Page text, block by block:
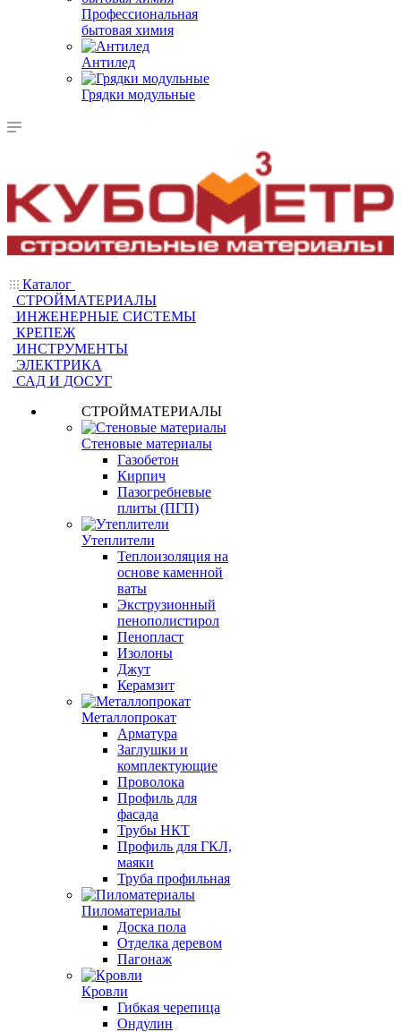
Профессиональная
бытовая химия
Антилед
Грядки модульные
Каталог
СТРОЙМАТЕРИАЛЫ
ИНЖЕНЕРНЫЕ СИСТЕМЫ
КРЕПЕЖ
ИНСТРУМЕНТЫ
ЭЛЕКТРИКА
САД И ДОСУГ
СТРОЙМАТЕРИАЛЫ
Стеновые материалы
Газобетон
Кирпич
Пазогребневые
плиты (ПГП)
Утеплители
Теплоизоляция на
основе каменной
ваты
Экструзионный
пенополистирол
Пенопласт
Изолоны
Джут
Керамзит
Металлопрокат
Арматура
Заглушки и
комплектующие
Проволока
Профиль для
фасада
Трубы НКТ
Профиль для ГКЛ,
маяки
Труба профильная
Пиломатериалы
Доска пола
Отделка деревом
Пагонаж
Кровли
Гибкая черепица
Ондулин